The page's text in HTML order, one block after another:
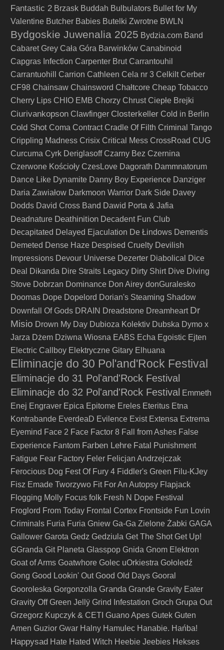
Fantastic 2 Brzask Buddah Bulbulators Bullet for My
Valentine Butcher Babies Butelki Zwrotne BWLN
Bydgoskie Juwenalia 2025 Bydzia.com Band
Cabaret Grey Cała Góra Barwinków Canabinoid
Capgras Infection Carpenter Brut Carrantouhil
Carrantuohill
Carrion Cathleen Cela nr 3 Celkilt Cerber
CF98 Chainsaw Chainsword Chałtcore Cheap Tobacco
Cherry Lips CHIO EMB Chorzy Chrust Ciepłe Brejki
Ciurivankopson Clawfinger Closterkeller Cold in Berlin
Cold Shot Coma Contract Cradle Of Filth Criminal Tango
Crippling Madness Crisix Critical Mess CrossRoad CUG
Curcuma Cyrk Deriglasoff Czarny Bez Czernina
Czerwone Kościoły CzesLove Dagorath Dammnatorum
Dance Like Dynamite Danny Boy Experience Danziger
Daria Zawiałow Darkmoon Warrior Dark Side Davey
Dodds David Cross Band Dawid Porta & Jafia
Deadnature Deathinition Decadent Fun Club
Decapitated Delayed Ejaculation De Łindows Dementis
Demeted Dense Haze Despised Cruelty Devilish
Impressions Devour Universe Dezerter Diabolical
Dice
Deal
Dikanda Dire Straits Legacy Dirty Shirt Dive Diving
Stove Dobrzan Dominance Don Airey donGuralesko
Doomas Dope Dopelord Dorian's Steaming Shadow
Downfall Of Gods DRAIN Dreadstone Dreamheart Dr
Misio Drown My Day Dubioza Kolektiv Dubska Dymo x
Jarza Dżem Dziwna Wiosna EABS Echa Egoistic Ejten
Electric Callboy Elektryczne Gitary Elhuana
Eliminacje do 30 Pol'and'Rock Festival
Eliminacje do 31 Pol'and'Rock Festival
Eliminacje do 32 Pol'and'Rock Festival Emmeth
Enej Engraver Epica Epitome Ereles Eteritus Etna
Kontrabande EverdeaD Evilence Exist Extensa Extrema
Eyemind Face 2 Face Factor 8 Fall from Ashes False
Experience Fantom Farben Lehre Fatal Punishment
Fatigue Fear Factory Feler Felicjan Andrzejczak
Ferocious Dog Fest Of Fury 4 Fiddler's Green Filu-KJey
Fisz Emade Tworzywo Fit For An Autopsy Flapjack
Flogging Molly Focus folk Fresh N Dope Festival
Froglord From Today Frontal Cortex Frontside Fun Lovin
Criminals Furia Furia Gniew Ga-Ga Zielone Żabki GAGA
Gallower Garota Gedz Gedziula Get The Shot Get Up!
GGranda Git Planeta Glasspop Gnida Gnom Elektron
Goat of Arms Goatwhore Golec uOrkiestra Gołoledź
Gong Good Lookin' Out Good Old Days Gooral
Gooroleska Gorgonzolla Granda Grande Gravity Eater
Gravity Off Green Jellÿ Grind Infestation Groch Grupa Out
Grzegorz Kupczyk & CETI Guano Apes Gutek Guten
Amen Guzior Gwar Halny Hamulec Hanabie. Hańba!
Happysad Hate Hated Witch Heebie Jeebies Hekses